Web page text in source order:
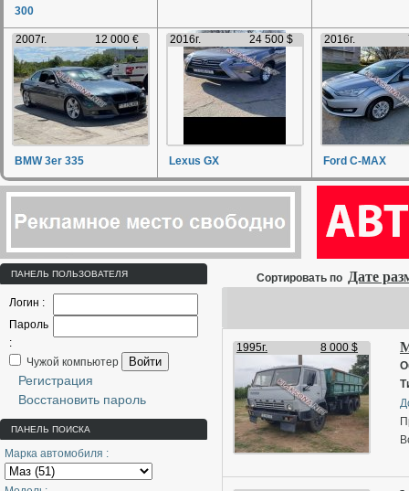
300
2007г. 12 000 €
BMW 3er 335
2016г. 24 500 $
Lexus GX
2016г.
Ford C-MAX
ПАНЕЛЬ ПОЛЬЗОВАТЕЛЯ
Логин :
Пароль
:
Чужой компьютер
Войти
Регистрация
Восстановить пароль
ПАНЕЛЬ ПОИСКА
Марка автомобиля :
Сортировать по Дате
1995г. 8 000 $